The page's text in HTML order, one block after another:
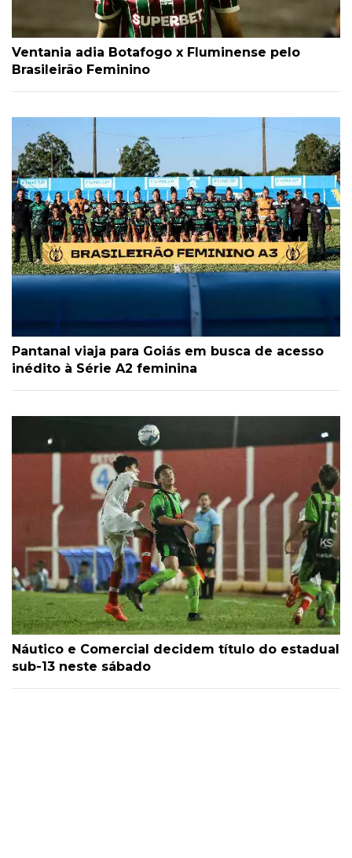
Ventania adia Botafogo x Fluminense pelo
Brasileirão Feminino
Pantanal viaja para Goiás em busca de acesso
inédito à Série A2 feminina
Náutico e Comercial decidem título do estadual
sub-13 neste sábado